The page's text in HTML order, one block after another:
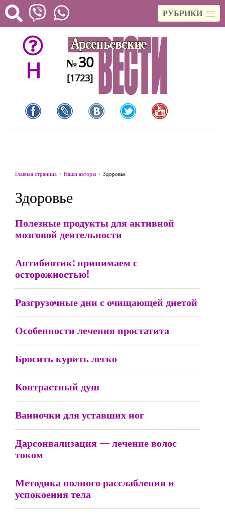
РУБРИКИ
H №30
[1723]
Главная страница Наши авторы Здоровье
Здоровье
Полезные продукты для активной
мозговой деятельности
Антибиотик: принимаем с
осторожностью!
Разгрузочные дни с очищающей диетой
Особенности лечения простатита
Бросить курить легко
Контрастный душ
Ванночки для уставших ног
Дарсонвализация — лечение волос
током
Методика полного расслабления и
успокоения тела